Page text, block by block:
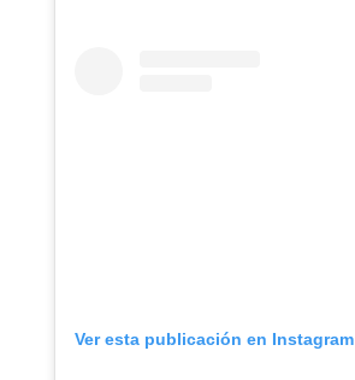
Ver esta publicación en Instagram